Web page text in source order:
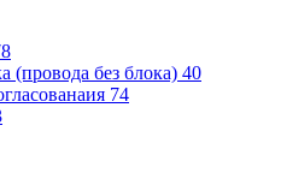
(провода без блока) 40
74